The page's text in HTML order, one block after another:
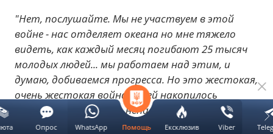
"Нет, послушайте. Мы не участвуем в этой
войне - нас отделяет океана но мне тяжело
видеть, как каждый месяц погибают 25 тысяч
молодых людей... мы работаем над этим, и
думаю, добиваемся прогресса. Но это жестокая,
очень жестокая война. В ней накопилось
огромное количество ненависти... между двумя
лидерами",
— заявил глава Белого дома.
Помощь Ексклюзив Viber
Опрос WhatsApp